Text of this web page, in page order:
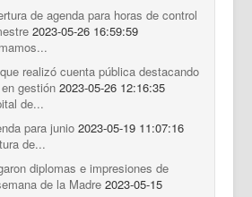
de agenda para horas de control
2023-05-26 16:59:59
realizó cuenta pública destacando
gestión 2023-05-26 12:16:35
de...
para junio 2023-05-19 11:07:16
de...
diplomas e impresiones de
de la Madre 2023-05-15